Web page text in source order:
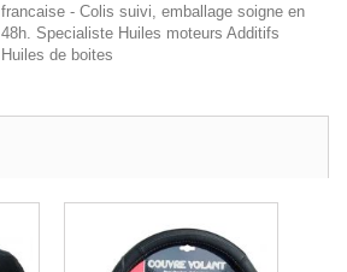
francaise - Colis suivi, emballage soigne en
48h. Specialiste Huiles moteurs Additifs
Huiles de boites